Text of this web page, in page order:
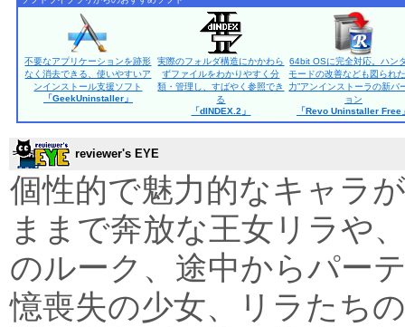
不要なアプリケーションを跡形
なく消去できる、使いやすいア
ンインストール支援ソフト
「GeekUninstaller」
実際のフォルダ構造にかかわら
ずファイルをわかりやすく分
類・管理し、すばやく参照でき
る
「dINDEX.2」
64bit OSに完全対応。ハン
モードの改善なども図られ
力”アンインストーラの新バ
ョン
「Revo Uninstaller Free
reviewer's EYE
個性的で魅力的なキャラ
ままで奔放な王女リラや
のルーク、途中からパー
憶喪失の少女、リラたち